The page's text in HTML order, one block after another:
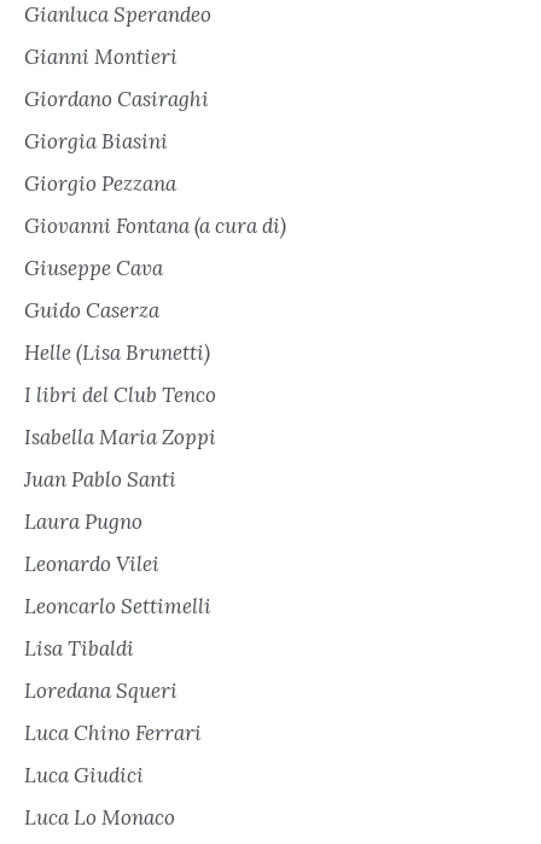
Gianluca Sperandeo
Gianni Montieri
Giordano Casiraghi
Giorgia Biasini
Giorgio Pezzana
Giovanni Fontana (a cura di)
Giuseppe Cava
Guido Caserza
Helle (Lisa Brunetti)
I libri del Club Tenco
Isabella Maria Zoppi
Juan Pablo Santi
Laura Pugno
Leonardo Vilei
Leoncarlo Settimelli
Lisa Tibaldi
Loredana Squeri
Luca Chino Ferrari
Luca Giudici
Luca Lo Monaco